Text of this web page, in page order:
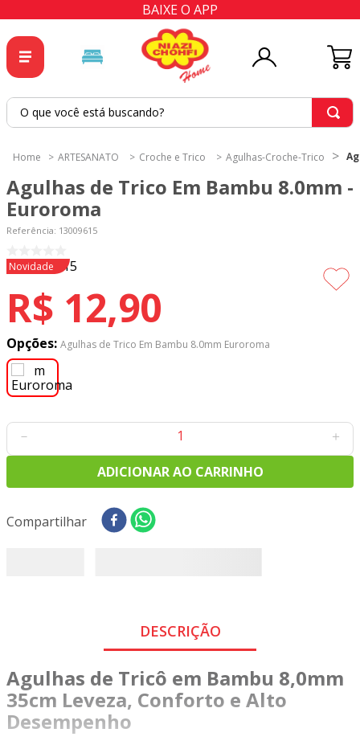
BAIXE O APP
O que você está buscando?
ARTESANATO Croche e Trico Agulhas-Croche-Trico
Agulhas de Trico Em Bambu 8.0mm -
Euroroma
Referência: 13009615
Novidade
R$ 12,90
Opções: Agulhas de Trico Em Bambu 8.0mm Euroroma
＋
－
ADICIONAR AO CARRINHO
Compartilhar
DESCRIÇÃO
Agulhas de Tricô em Bambu 8,0mm
35cm Leveza, Conforto e Alto
Desempenho
2º
tapete
cortina
6º
tecido tricoline
7º
percal
8
tricoline digital
9º
tecido oxford
10º toalha mesa